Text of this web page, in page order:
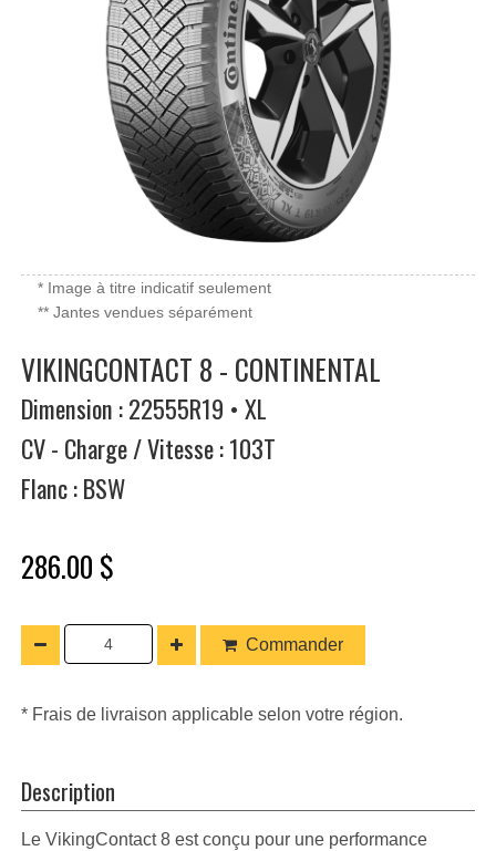
* Image à titre indicatif seulement
** Jantes vendues séparément
VIKINGCONTACT 8 - CONTINENTAL
Dimension : 22555R19 • XL
CV - Charge / Vitesse : 103T
Flanc : BSW
286.00 $
Commander
* Frais de livraison applicable selon votre région.
Description
Le VikingContact 8 est conçu pour une performance